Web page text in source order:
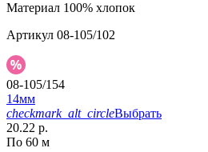
Материал 100% хлопок
Артикул 08-105/102
08-105/154
14мм
checkmark_alt_circleВыбрать
20.22 р.
По 60 м